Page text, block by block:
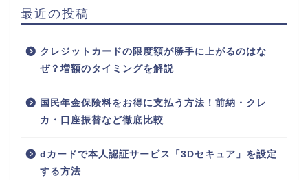
最近の投稿
クレジットカードの限度額が勝手に上がるのはな
ぜ？増額のタイミングを解説
国民年金保険料をお得に支払う方法！前納・クレ
カ・口座振替など徹底比較
dカードで本人認証サービス「3Dセキュア」を設定
する方法